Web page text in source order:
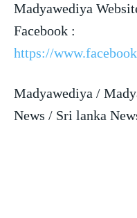
Madyawediya
Facebook :
https://
Madyawediya /
News / Sri lanka